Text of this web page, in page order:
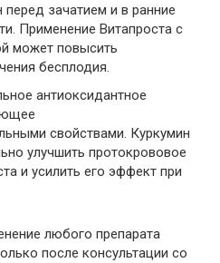
зачатием и в ранние
Применение Витапроста с
может повысить
бесплодия.
антиоксидантное
свойствами. Куркумин
улучшить протокрововое
и усилить его эффект при
любого препарата
после консультации со